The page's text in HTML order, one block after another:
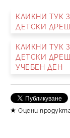
Ние ще се
КЛИКНИ ТУК
ДЕТСКИ
КЛИКНИ ТУК
ДЕТСКИ
УЧЕБЕН ДЕН
Оцени